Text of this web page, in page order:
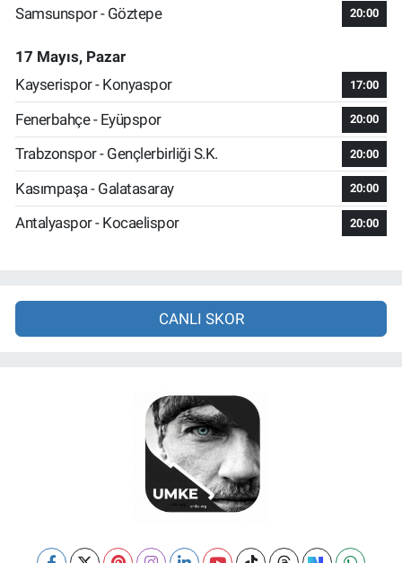
Samsunspor - Göztepe 20:00
17 Mayıs, Pazar
Kayserispor - Konyaspor
17:00
Fenerbahçe - Eyüpspor 20:00
Trabzonspor - Gençlerbirliği S.K. 20:00
Kasımpaşa - Galatasaray 20:00
Antalyaspor - Kocaelispor 20:00
CANLI SKOR